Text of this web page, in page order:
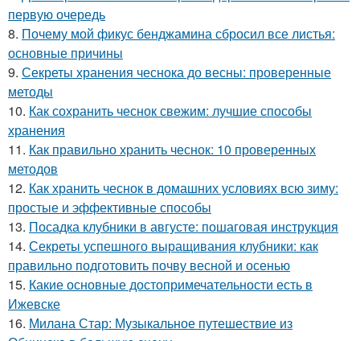
первую очередь
8. Почему мой фикус бенджамина сбросил все листья:
основные причины
9. Секреты хранения чеснока до весны: проверенные
методы
10. Как сохранить чеснок свежим: лучшие способы
хранения
11. Как правильно хранить чеснок: 10 проверенных
методов
12. Как хранить чеснок в домашних условиях всю зиму:
простые и эффективные способы
13. Посадка клубники в августе: пошаговая инструкция
14. Секреты успешного выращивания клубники: как
правильно подготовить почву весной и осенью
15. Какие основные достопримечательности есть в
Ижевске
16. Милана Стар: Музыкальное путешествие из